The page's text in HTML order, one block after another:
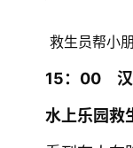
救生员帮小
15：00　
水上乐园救